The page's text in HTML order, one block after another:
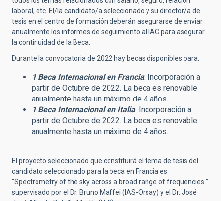
laboral, etc. El/la candidato/a seleccionado y su director/a de
tesis en el centro de formación deberán asegurarse de enviar
anualmente los informes de seguimiento al IAC para asegurar
la continuidad de la Beca.
Durante la convocatoria de 2022 hay becas disponibles para:
1 Beca Internacional en Francia: Incorporación a
partir de Octubre de 2022. La beca es renovable
anualmente hasta un máximo de 4 años.
1 Beca Internacional en Italia: Incorporación a
partir de Octubre de 2022. La beca es renovable
anualmente hasta un máximo de 4 años.
El proyecto seleccionado que constituirá el tema de tesis del
candidato seleccionado para la beca en Francia es
"Spectrometry of the sky across a broad range of frequencies "
supervisado por el Dr. Bruno Maffei (IAS-Orsay) y el Dr. José